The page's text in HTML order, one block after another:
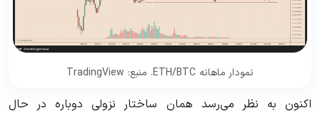
نمودار ماهانه ETH/BTC. منبع: TradingView
اکنون به نظر می‌رسد همان ساختار نزولی دوباره در حال